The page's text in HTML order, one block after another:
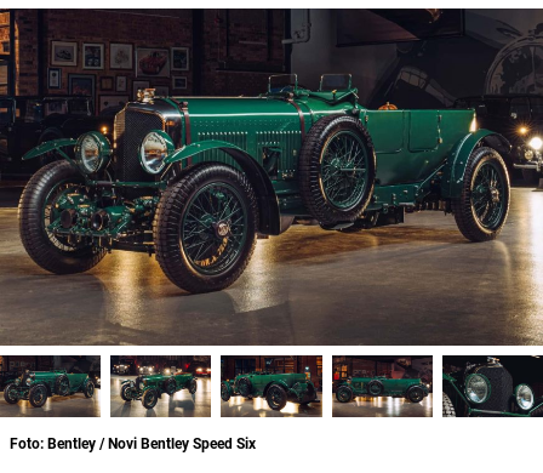
Foto: Bentley / Novi Bentley Speed Six